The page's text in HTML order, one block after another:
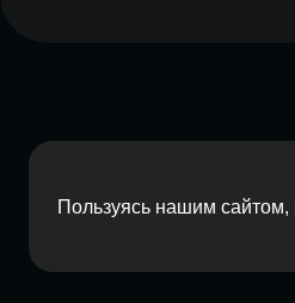
Пользуясь нашим сайтом,